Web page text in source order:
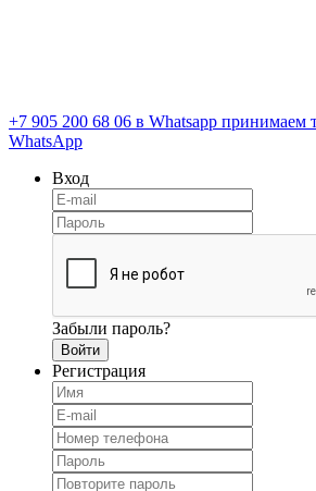
+7 905 200 68 06 в Whatsapp принимаем
WhatsApp
Вход
Забыли пароль?
Регистрация